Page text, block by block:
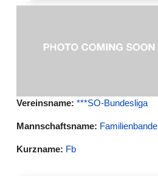
Vereinsname: ***SO-Bundesliga
Mannschaftsname: Familienbande
Kurzname: Fb